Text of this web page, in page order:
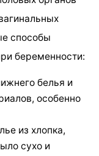
способы
беременности:
белья и
особенно
из хлопка,
сухо и